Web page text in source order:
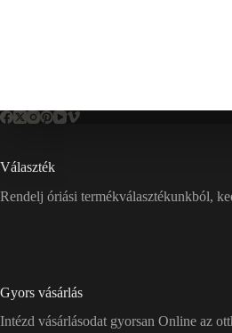
Választék
Rendelj óriási termékválasztékunkból,
Gyors vásárlás
Intézd vásárlásodat gyorsan Online az